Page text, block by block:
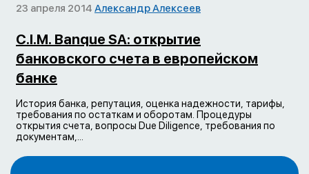
23 апреля 2014 Александр Алексеев
C.I.M. Banque SA: открытие
банковского счета в европейском
банке
История банка, репутация, оценка надежности, тарифы,
требования по остаткам и оборотам. Процедуры
открытия счета, вопросы Due Diligence, требования по
документам,...